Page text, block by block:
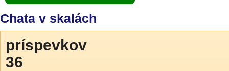
Chata v skalách
príspevkov
36